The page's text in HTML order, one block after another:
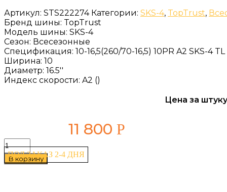
Артикул: STS222274 Категории: SKS-4, TopTrust,
Бренд шины: TopTrust
Модель шины: SKS-4
Сезон: Всесезонные
Спецификация: 10-16,5(260/70-16,5) 10PR A2 SKS-4
Ширина: 10
Диаметр: 16.5''
Индекс скорости: A2 ()
Цена за
11 800 Р
ПОД ЗАКАЗ 2-4 ДНЯ
Количество
товара
TopTrust
В корзину